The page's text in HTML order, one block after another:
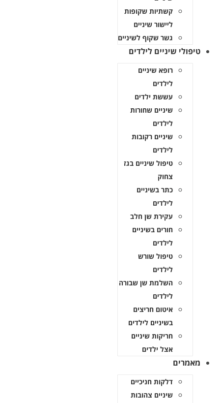
קשתיות שקופות
ליישור שיניים
גשר שקוף לשיניים
טיפולי שיניים לילדים
רופא שיניים
לילדים
עששת ילדים
שיניים שחורות
לילדים
שיניים רקובות
לילדים
טיפול שיניים בגז
צחוק
כתר בשיניים
לילדים
עקירת שן חלב
חורים בשיניים
לילדים
טיפול שורש
לילדים
השלמת שן שבורה
לילדים
איטום חריצים
בשיניים לילדים
חריקות שיניים
אצל ילדים
מאמרים
דלקות חניכיים
שיניים צהובות